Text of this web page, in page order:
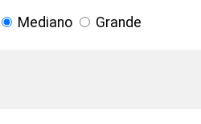
Mediano Grande